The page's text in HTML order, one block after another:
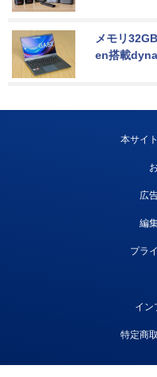
メモリ
en搭載
本サイ
広
編
プラ
イン
特定商